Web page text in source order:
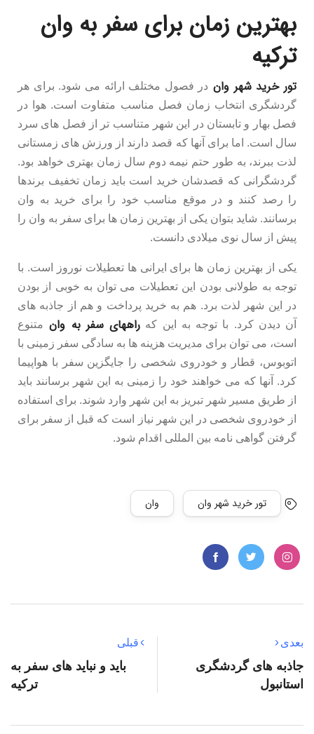
بهترین زمان برای سفر به وان
ترکیه
تور خرید شهر وان در فصول مختلف ارائه می شود. برای هر
گردشگری انتخاب زمان فصل مناسب متفاوت است. هوا در
فصل بهار و تابستان در این شهر متناسب تر از فصل های سرد
سال است. اما برای آنها که قصد دارند از ورزش های زمستانی
لذت ببرند، به طور حتم نیمه دوم سال زمان بهتری خواهد بود.
گردشگرانی که قصدشان خرید است باید زمان تخفیف برندها
را رصد کنند و در موقع مناسب خود را برای خرید به وان
برسانند. شاید بتوان یکی از بهترین زمان ها برای سفر به وان را
پیش از سال نوی میلادی دانست.
یکی از بهترین زمان ها برای ایرانی ها تعطیلات نوروز است. با
توجه به طولانی بودن این تعطیلات می توان به خوبی از بودن
در این شهر لذت برد. هم به خرید پرداخت و هم از جاذبه های
آن دیدن کرد. با توجه به این که راههای سفر به وان متنوع
است، می توان برای مدیریت هزینه ها به سادگی سفر زمینی با
اتوبوس، قطار و خودروی شخصی را جایگزین سفر با هواپیما
کرد. آنها که می خواهند خود را زمینی به این شهر برسانند باید
از طریق مسیر شهر تبریز به این شهر وارد شوند. برای استفاده
از خودروی شخصی در این شهر نیاز است که قبل از سفر برای
گرفتن گواهی نامه بین المللی اقدام شود.
تور خرید شهر وان وان
قبلی
باید و نباید های سفر به
ترکیه
بعدی
جاذبه های گردشگری
استانبول